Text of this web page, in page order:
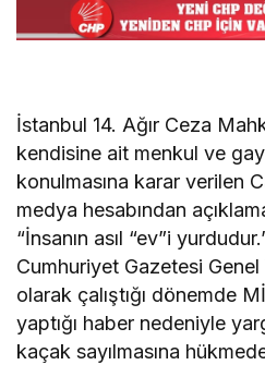
İstanbul 14. Ağır Ceza
kendisine ait menkul ve
konulmasına karar verilen
medya hesabından
“İnsanın asıl “ev”i
Cumhuriyet Gazetesi Genel
olarak çalıştığı dönemde
yaptığı haber nedeniyle
kaçak sayılmasına